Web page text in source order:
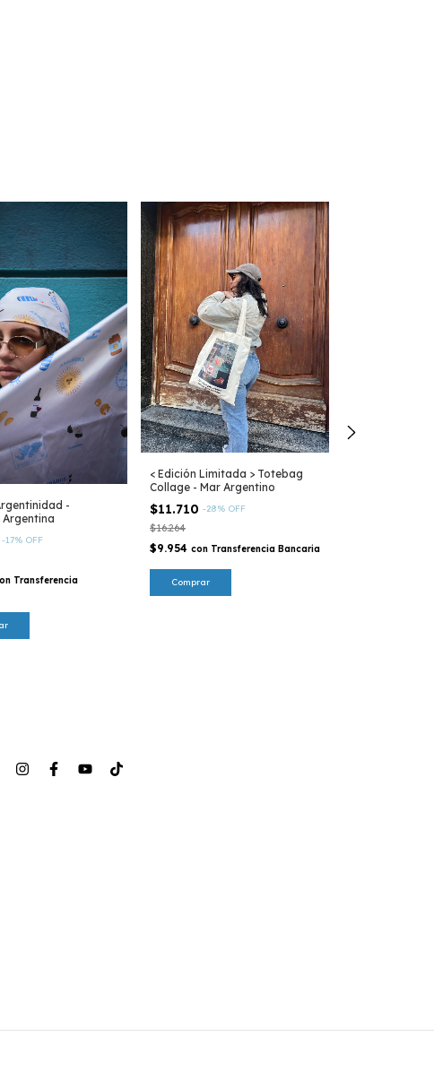
-
Argentina
-17% OFF
Transferencia
< Edición Limitada > Totebag
Collage - Mar Argentino
$11.710 -28% OFF
$16.264
$9.954 con Transferencia Bancaria